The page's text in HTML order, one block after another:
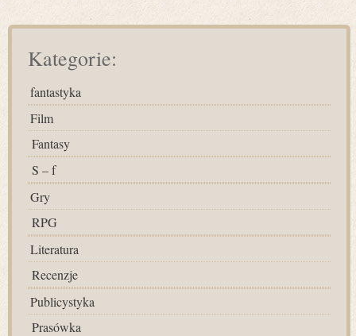
Kategorie:
fantastyka
Film
Fantasy
S – f
Gry
RPG
Literatura
Recenzje
Publicystyka
Prasówka